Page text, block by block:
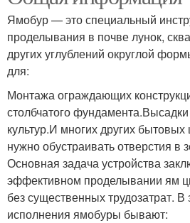
Ямобур — это специальный
проделывания в почве лунок,
других углублений округлой
для:
Монтажа ограждающих
столбчатого
культур.И многих других
нужно обустраивать отверстия в
Основная задача устройства
эффективном проделывании ям
без существенных трудозатрат. В
исполнения ямобуры бывают: